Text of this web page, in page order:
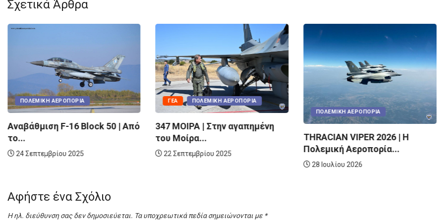
Σχετικά Άρθρα
ΠΟΛΕΜΙΚΉ ΑΕΡΟΠΟΡΊΑ
Αναβάθμιση F-16 Block 50 | Από
το...
24 Σεπτεμβρίου 2025
ΓΕΑ ΠΟΛΕΜΙΚΉ ΑΕΡΟΠΟΡΊΑ
347 ΜΟΙΡΑ | Στην αγαπημένη
του Μοίρα...
22 Σεπτεμβρίου 2025
ΠΟΛΕΜΙΚΉ ΑΕΡΟΠΟΡΊΑ
THRACIAN VIPER 2026 | Η
Πολεμική Αεροπορία...
28 Ιουλίου 2026
Αφήστε ένα Σχόλιο
Η ηλ. διεύθυνση σας δεν δημοσιεύεται. Τα υποχρεωτικά πεδία σημειώνονται με *